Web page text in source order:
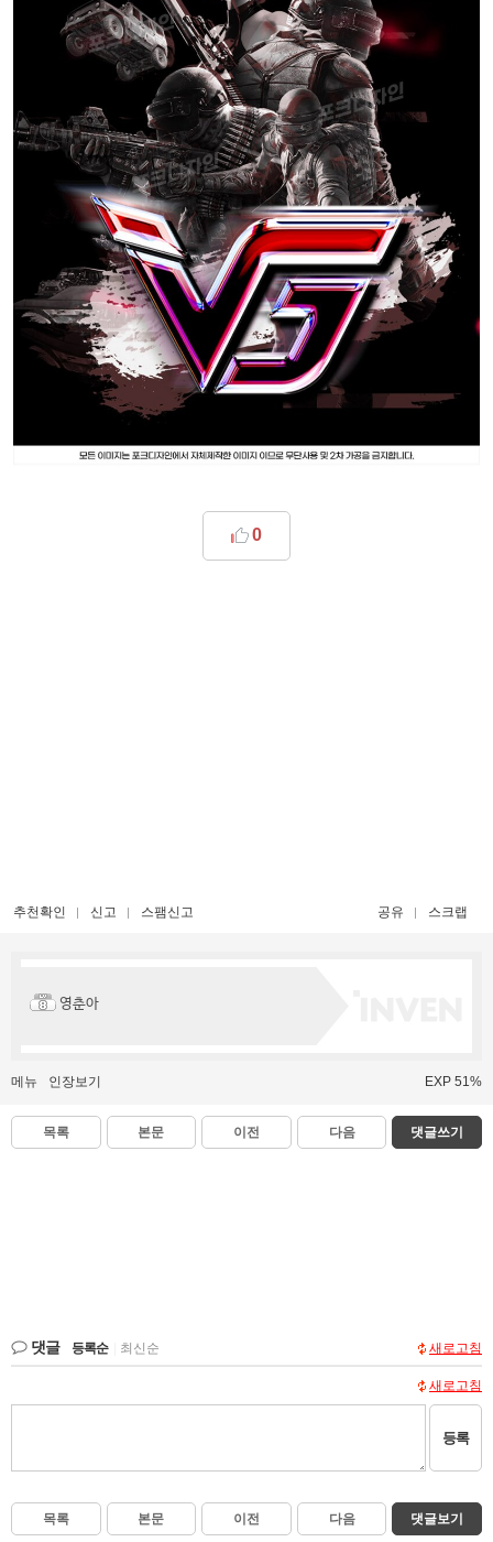
0
추천확인 신고 스팸신고 공유 스크랩
영춘아
메뉴 인장보기 EXP 51%
목록 본문 이전 다음 댓글쓰기
댓글 등록순 최신순 새로고침
새로고침
등록
목록 본문 이전 다음 댓글보기